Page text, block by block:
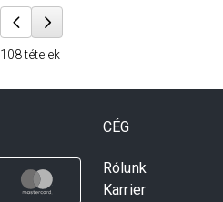
108 tételek
CÉG
Rólunk
Karrier